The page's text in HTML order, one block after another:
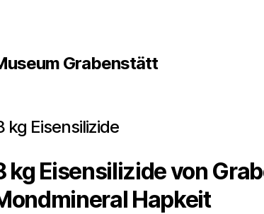
Grabenstätt
kg Eisensilizide
kg Eisensilizide von
Hapkeit